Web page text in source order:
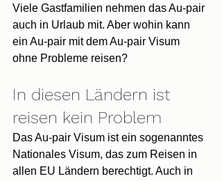
Viele Gastfamilien nehmen das Au-pair
auch in Urlaub mit. Aber wohin kann
ein Au-pair mit dem Au-pair Visum
ohne Probleme reisen?
In diesen Ländern ist
reisen kein Problem
Das Au-pair Visum ist ein sogenanntes
Nationales Visum, das zum Reisen in
allen EU Ländern berechtigt. Auch in